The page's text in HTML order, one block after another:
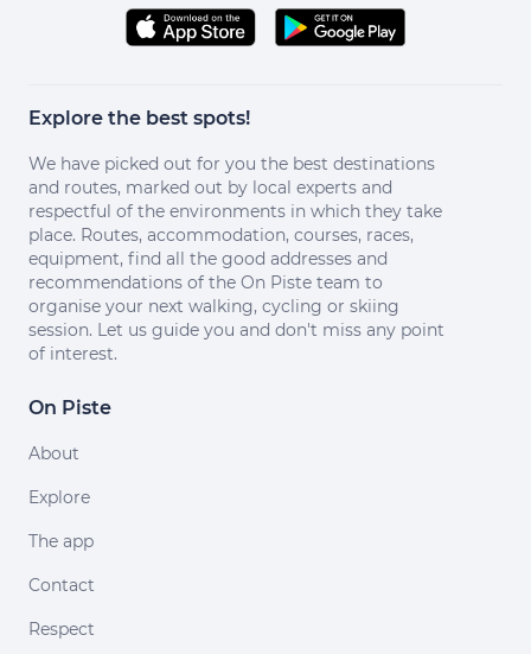
Explore the best spots!
We have picked out for you the best destinations
and routes, marked out by local experts and
respectful of the environments in which they take
place. Routes, accommodation, courses, races,
equipment, find all the good addresses and
recommendations of the On Piste team to
organise your next walking, cycling or skiing
session. Let us guide you and don't miss any point
of interest.
On Piste
About
Explore
The app
Contact
Respect